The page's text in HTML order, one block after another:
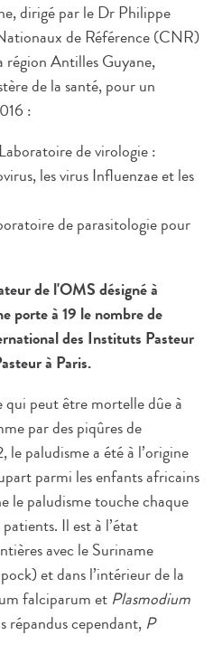
dirigé par le Dr Philippe
de Référence (CNR)
région Antilles Guyane,
de la santé, pour un
:
de virologie :
les virus Influenzae et les
de parasitologie pour
de l'OMS désigné à
porte à 19 le nombre de
des Instituts Pasteur
à Paris.
qui peut être mortelle dûe à
par des piqûres de
paludisme a été à l’origine
parmi les enfants africains
le paludisme touche chaque
Il est à l’état
avec le Suriname
et dans l’intérieur de la
falciparum et Plasmodium
répandus cependant, P